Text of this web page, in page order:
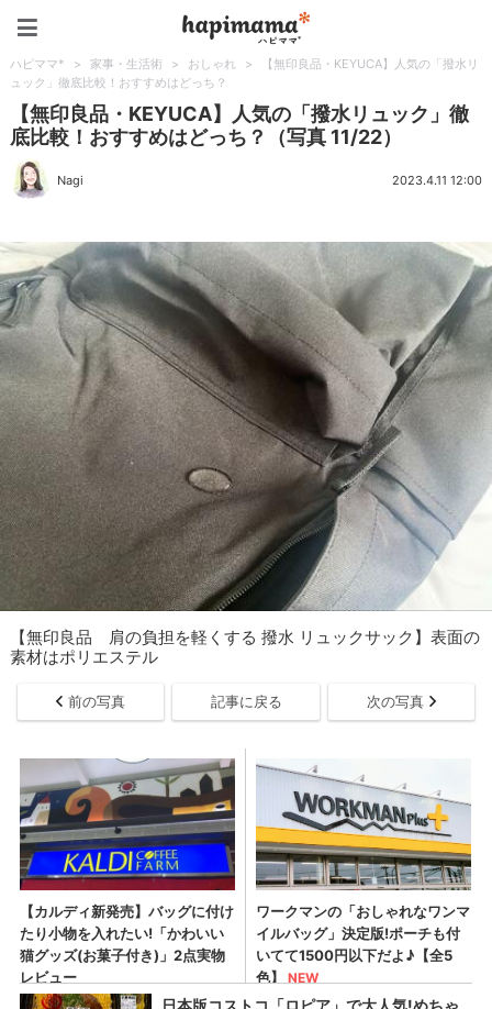
ハピママ* > 家事・生活術 > おしゃれ >
【無印良品・KEYUCA】人気の「撥水リ
ュック」徹底比較！おすすめはどっち？
【無印良品・KEYUCA】人気の「撥水リュック」徹
底比較！おすすめはどっち？（写真 11/22）
Nagi 2023.4.11 12:00
【無印良品 肩の負担を軽くする 撥水 リュックサック】表面の
素材はポリエステル
前の写真 記事に戻る 次の写真